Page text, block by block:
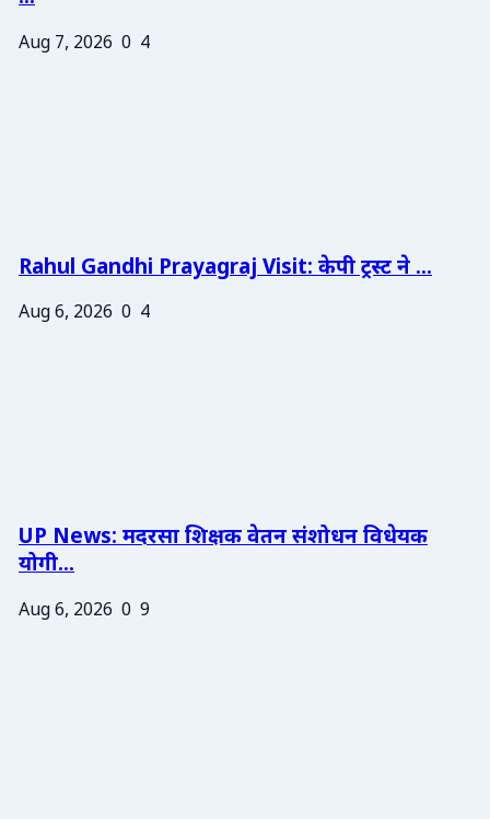
Aug 7, 2026 0 4
Rahul Gandhi Prayagraj Visit: केपी ट्रस्ट ने ...
Aug 6, 2026 0 4
UP News: मदरसा शिक्षक वेतन संशोधन विधेयक
योगी...
Aug 6, 2026 0 9